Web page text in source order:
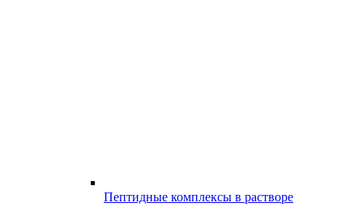
Пептидные комплексы в растворе